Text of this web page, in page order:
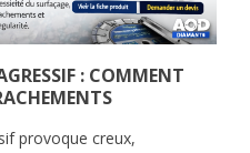
: COMMENT
provoque creux,